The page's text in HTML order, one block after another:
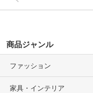
商品ジャンル
ファッション
家具・インテリア